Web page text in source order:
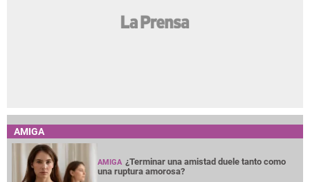
AMIGA
AMIGA ¿Terminar una amistad duele tanto como
una ruptura amorosa?